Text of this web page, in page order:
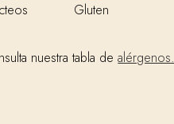
Gluten
nuestra tabla dealérgenos.